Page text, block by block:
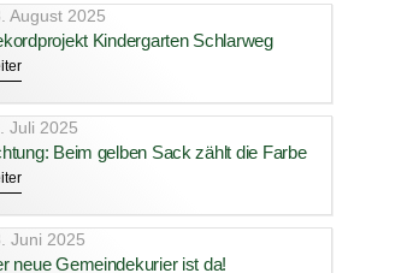
August 2025
Kindergarten Schlarweg
Juli 2025
Beim gelben Sack zählt die Farbe
Juni 2025
neue Gemeindekurier ist da!